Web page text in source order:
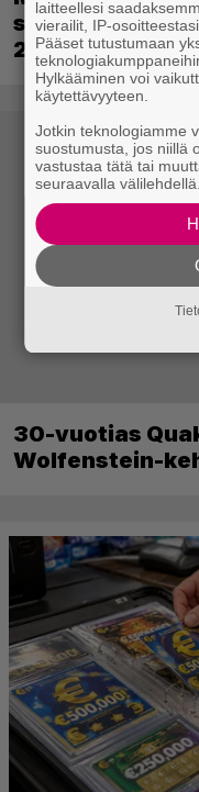
saapuu ensi
2 päivättiin
30-vuotias
Wolfenstein-
laitteellesi
vierailit, IP-
Pääset tutustumaan
Hylkääminen voi
käytettävyyteen.
Jotkin teknologiamme
suostumusta, jos niillä
vastustaa tätä tai
seuraavalla välilehdellä.